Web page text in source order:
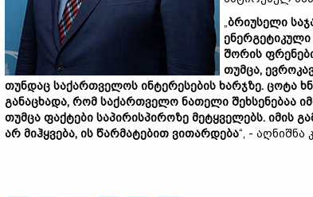
„ბრიუსელი
შორის
თუმცა,
თუნდაც საქართველოს ინტერესების ხარჯზე. ცოტა
განაცხადა, რომ საქართველო ნათელი შეხსენებაა
თუმცა ფაქტები საპირისპიროზე მეტყველებს. იმის
არ მიჰყვება, ის წარმატებით ვითარდება“, - აღნიშნა